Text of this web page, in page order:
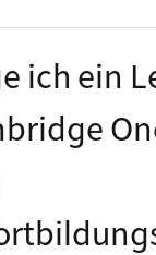
ich ein